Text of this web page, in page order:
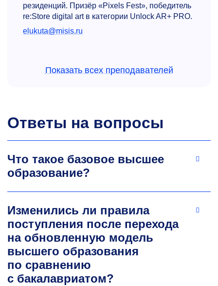
резиденций. Призёр «Pixels Fest», победитель
re:Store digital art в категории Unlock AR+ PRO.
elukuta@misis.ru
Игорь Анатольевич Стар
проектирования и дизайна
За прошедшие 5 лет осуществлял полный цикл
практические занятия по курсам «Графический
дизайн» «Проектная деятельность»,
«Интернет-технологии в САПР» и др.
Разработал общие образовательные
программы для подготовки магистров
и бакалавров по направлению 09.03.02
«Информационные системы и технологии».
Показать всех преподавателей
Ответы на вопросы
Что такое базовое высшее
образование?
Изменились ли правила
поступления после перехода
на обновленную модель
высшего образования
по сравнению
с бакалавриатом?